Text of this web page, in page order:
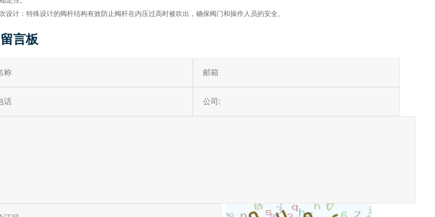
设计：特殊设计的阀杆结构有效防止阀杆在内压过高时被吹出，确保阀门和操作人员的安全。
留言板